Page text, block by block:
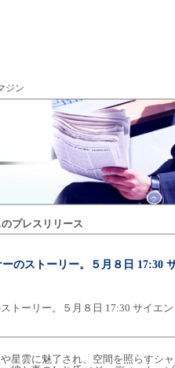
ジン
プレスリリース
のストーリー。５月８日 17:30
トーリー。５月８日 17:30 サイエン
星雲に魅了され、空間を照らすシ